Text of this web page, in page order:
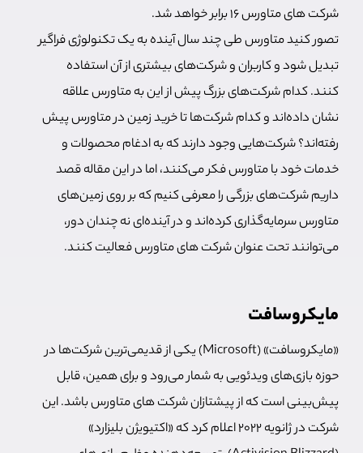
شرکت های متاورس 16 برابر خواهد شد.
تصور کنید متاورس طی چند سال آینده به یک تکنولوژی فراگیر
تبدیل شود و کاربران و شرکت‌های بیشتری از آن استفاده
کنند. کدام شرکت‌های بزرگ پیش از این به متاورس علاقه
نشان داده‌اند و کدام شرکت‌ها تا خرید زمین در متاورس پیش
رفته‌اند؟شرکت‌هایی وجود دارند که به ادغام محصولات و
خدمات خود با متاورس فکر می‌کنند، اما در این مقاله قصد
داریم شرکت‌های بزرگی را معرفی کنیم که بر روی زمین‌های
متاورس سرمایه‌گذاری کرده‌اند و در آینده‌ای نه چندان دور،
می‌توانند تحت عنوان شرکت های متاورس فعالیت کنند.
مایکروسافت
«مایکروسافت» (Microsoft) یکی از قدیمی‌ترین شرکت‌ها در
حوزه بازی‌های ویدئویی به شمار می‌رود و برای همین، قابل
پیش‌بینی است که از پیشتازان شرکت های متاورس باشد. این
شرکت در ژانویه 2022 اعلام کرد که «اکتیویژن بلیزارد»